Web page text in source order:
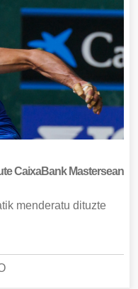
CaixaBank Mastersean
menderatu dituzte